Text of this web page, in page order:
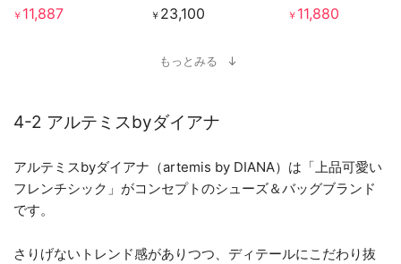
￥ 11,887 ￥ 23,100 ￥ 11,880
もっとみる
4-2 アルテミスbyダイアナ
アルテミスbyダイアナ（artemis by DIANA）は「上品可愛い
フレンチシック」がコンセプトのシューズ＆バッグブランド
です。
さりげないトレンド感がありつつ、ディテールにこだわり抜